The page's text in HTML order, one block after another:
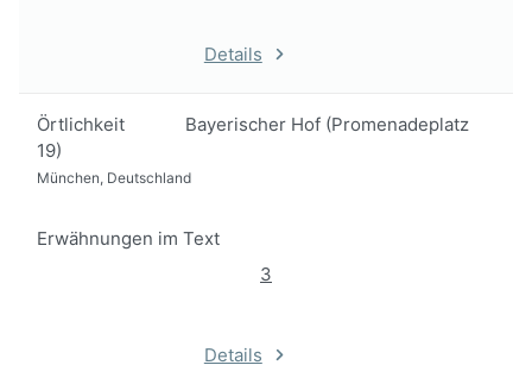
Details
Örtlichkeit
Bayerischer Hof (Promenadeplatz
19)
München, Deutschland
Erwähnungen im Text
3
Details